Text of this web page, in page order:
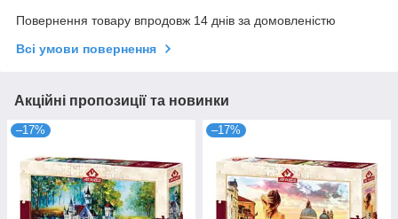
Повернення товару впродовж 14 днів за домовленістю
Всі умови повернення
Акційні пропозиції та новинки
–17% –17%